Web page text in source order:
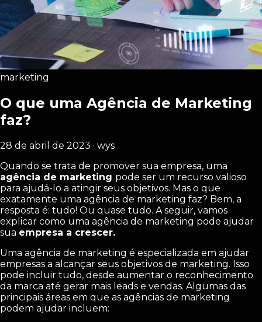
marketing
O que uma Agência de Marketing
faz?
28 de abril de 2023 · wys
Quando se trata de promover sua empresa, uma
agência de marketing pode ser um recurso valioso
para ajudá-lo a atingir seus objetivos. Mas o que
exatamente uma agência de marketing faz? Bem, a
resposta é: tudo! Ou quase tudo. A seguir, vamos
explicar como uma agência de marketing pode ajudar
sua empresa a crescer.
Uma agência de marketing é especializada em ajudar
empresas a alcançar seus objetivos de marketing. Isso
pode incluir tudo, desde aumentar o reconhecimento
da marca até gerar mais leads e vendas. Algumas das
principais áreas em que as agências de marketing
podem ajudar incluem: